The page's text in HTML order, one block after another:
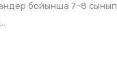
бойынша 7–8 сынып